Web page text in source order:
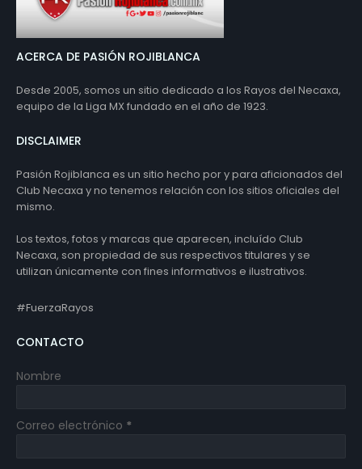
ACERCA DE PASIÓN ROJIBLANCA
Desde 2005, somos un sitio dedicado a los Rayos del Necaxa,
equipo de la Liga MX fundado en el año de 1923.
DISCLAIMER
Pasión Rojiblanca es un sitio hecho por y para aficionados del
Club Necaxa y no tenemos relación con los sitios oficiales del
mismo.
Los textos, fotos y marcas que aparecen, incluído Club
Necaxa, son propiedad de sus respectivos titulares y se
utilizan únicamente con fines informativos e ilustrativos.
#FuerzaRayos
CONTACTO
Nombre
Correo electrónico *